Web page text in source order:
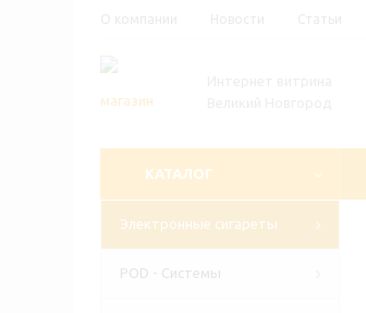
КАТАЛОГ
Электронные сигареты
POD - Системы